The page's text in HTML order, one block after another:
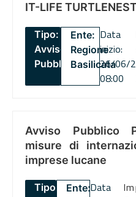
IT-LIFE
Tipo:
Avviso
Pubblico
Ente:
Regione
Basilicata
Data
inizio:
26/06/
08:00
Avviso Pubblico
misure di
imprese lucane
Tipo:
Ente:Data